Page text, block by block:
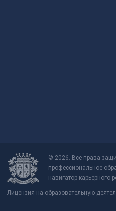
© 2026. Все права
профессиональное
навигатор карьерного
Лицензия на образовательную